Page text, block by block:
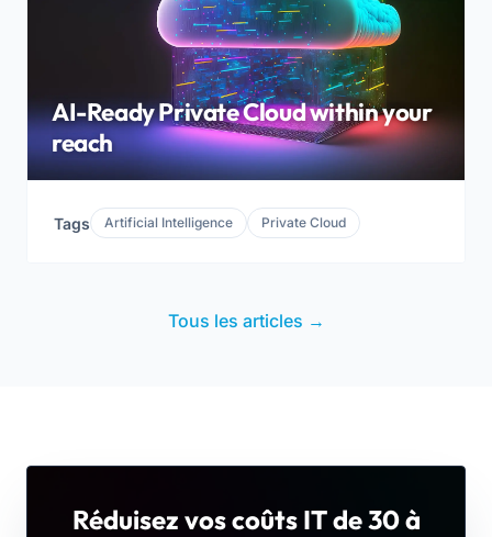
AI-Ready Private Cloud within your
reach
Tags Artificial Intelligence Private Cloud
Tous les articles →
Réduisez vos coûts IT de 30 à